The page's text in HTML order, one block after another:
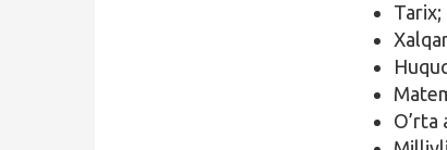
Tarix;
O’rta